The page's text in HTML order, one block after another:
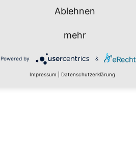
Ablehnen
mehr
Powered by &
Impressum Datenschutzerklärung